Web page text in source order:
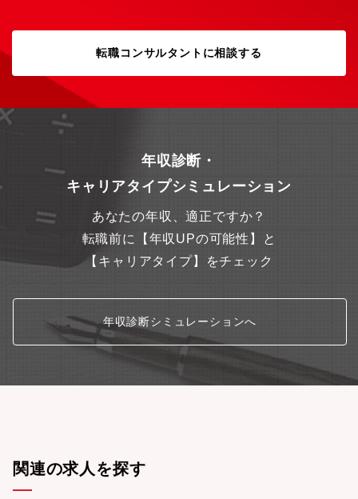
転職コンサルタントに相談する
年収診断・
キャリアタイプシミュレーション
あなたの年収、適正ですか？
転職前に【年収UPの可能性】と
【キャリアタイプ】をチェック
年収診断シミュレーションへ
関連の求人を探す